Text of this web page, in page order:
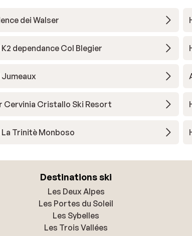
dei Walser
dependance Col Blegier
Cervinia Cristallo Ski Resort
Trinitè Monboso
Destinations ski
Les Deux Alpes
Les Portes du Soleil
Les Sybelles
Les Trois Vallées